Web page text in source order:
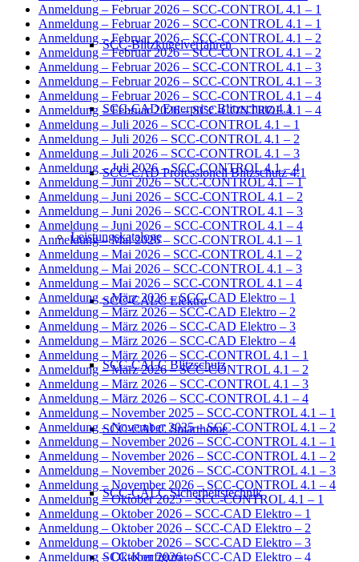
SCC-Blitzkugelverfahren
SCC-CAD Enterprise Blitzschutz 4.1
SCC-CAD Professionell Blitzschutz 4.1
Leistungskataloge
SCC-CALC Elektro
SCC-CALC Blitzschutz
SCC-CALC Smarthome
SCC-CALC Sicherheitstechnik
SCC-Konfigurator
Anmeldung – Februar 2026 – SCC-CONTROL 4.1 – 1
Anmeldung – Februar 2026 – SCC-CONTROL 4.1 – 1
Anmeldung – Februar 2026 – SCC-CONTROL 4.1 – 2
Anmeldung – Februar 2026 – SCC-CONTROL 4.1 – 2
Anmeldung – Februar 2026 – SCC-CONTROL 4.1 – 3
Anmeldung – Februar 2026 – SCC-CONTROL 4.1 – 3
Anmeldung – Februar 2026 – SCC-CONTROL 4.1 – 4
Anmeldung – Februar 2026 – SCC-CONTROL 4.1 – 4
Anmeldung – Juli 2026 – SCC-CONTROL 4.1 – 1
Anmeldung – Juli 2026 – SCC-CONTROL 4.1 – 2
Anmeldung – Juli 2026 – SCC-CONTROL 4.1 – 3
Anmeldung – Juli 2026 – SCC-CONTROL 4.1 – 4
Anmeldung – Juni 2026 – SCC-CONTROL 4.1 – 1
Anmeldung – Juni 2026 – SCC-CONTROL 4.1 – 2
Anmeldung – Juni 2026 – SCC-CONTROL 4.1 – 3
Anmeldung – Juni 2026 – SCC-CONTROL 4.1 – 4
Anmeldung – Mai 2026 – SCC-CONTROL 4.1 – 1
Anmeldung – Mai 2026 – SCC-CONTROL 4.1 – 2
Anmeldung – Mai 2026 – SCC-CONTROL 4.1 – 3
Anmeldung – Mai 2026 – SCC-CONTROL 4.1 – 4
Anmeldung – März 2026 – SCC-CAD Elektro – 1
Anmeldung – März 2026 – SCC-CAD Elektro – 2
Anmeldung – März 2026 – SCC-CAD Elektro – 3
Anmeldung – März 2026 – SCC-CAD Elektro – 4
Anmeldung – März 2026 – SCC-CONTROL 4.1 – 1
Anmeldung – März 2026 – SCC-CONTROL 4.1 – 2
Anmeldung – März 2026 – SCC-CONTROL 4.1 – 3
Anmeldung – März 2026 – SCC-CONTROL 4.1 – 4
Anmeldung – November 2025 – SCC-CONTROL 4.1 – 1
Anmeldung – November 2025 – SCC-CONTROL 4.1 – 2
Anmeldung – November 2026 – SCC-CONTROL 4.1 – 1
Anmeldung – November 2026 – SCC-CONTROL 4.1 – 2
Anmeldung – November 2026 – SCC-CONTROL 4.1 – 3
Anmeldung – November 2026 – SCC-CONTROL 4.1 – 4
Anmeldung – Oktober 2025 – SCC-CONTROL 4.1 – 1
Anmeldung – Oktober 2026 – SCC-CAD Elektro – 1
Anmeldung – Oktober 2026 – SCC-CAD Elektro – 2
Anmeldung – Oktober 2026 – SCC-CAD Elektro – 3
Anmeldung – Oktober 2026 – SCC-CAD Elektro – 4